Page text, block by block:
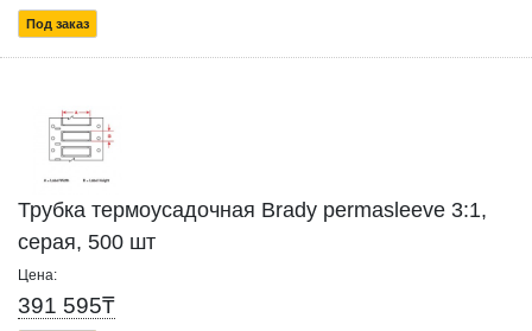
Под заказ
Трубка термоусадочная Brady permasleeve 3:1,
серая, 500 шт
Цена:
391 595₸